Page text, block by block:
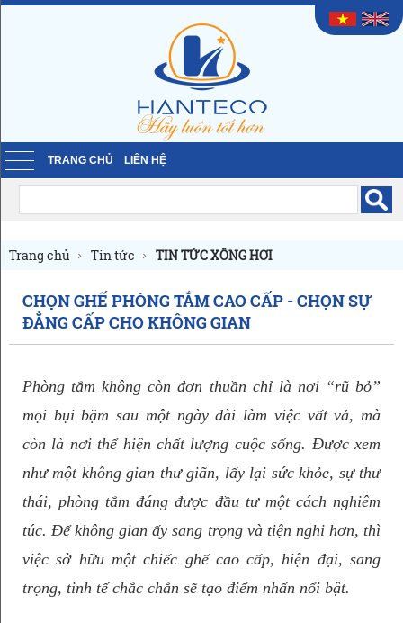
TRANG CHỦ LIÊN HỆ
Trang chủ Tin tức TIN TỨC XÔNG HƠI
CHỌN GHẾ PHÒNG TẮM CAO CẤP - CHỌN SỰ
ĐẲNG CẤP CHO KHÔNG GIAN
Phòng tắm không còn đơn thuần chỉ là nơi “rũ bỏ”
mọi bụi bặm sau một ngày dài làm việc vất vả, mà
còn là nơi thể hiện chất lượng cuộc sống. Được xem
như một không gian thư giãn, lấy lại sức khỏe, sự thư
thái, phòng tắm đáng được đầu tư một cách nghiêm
túc. Để không gian ấy sang trọng và tiện nghi hơn, thì
việc sở hữu một chiếc ghế cao cấp, hiện đại, sang
trọng, tinh tế chắc chắn sẽ tạo điểm nhấn nổi bật.